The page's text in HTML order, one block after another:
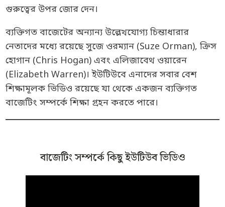
গুরুত্বের উপর জোর দেন।
ব্যক্তিগত বাজেটের অন্যান্য উল্লেখযোগ্য চিন্তাধারার
নেতাদের মধ্যে রয়েছে সুজে ওরম্যান (Suze Orman), ক্রিস
হোগান (Chris Hogan) এবং এলিজাবেথ ওয়ারেন
(Elizabeth Warren)। ইউটিউবে এনাদের সবার বেশ
শিক্ষামূলক ভিডিও রয়েছে যা থেকে একজন ব্যক্তিগত
বাজেটিং সম্পর্কে শিক্ষা গ্রহন করতে পারে।
বাজেটিং সম্পর্কে কিছু ইউটিউব ভিডিও